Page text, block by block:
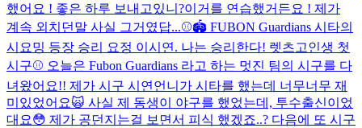
했어요 ! 좋은 하루 보내고있니?이거를 연습했거든요 ! 제가
계속 외치던말 사실 그거였답...⚾️🏟️ FUBON Guardians 시타의
시요밍 등장 승리 요정 이시연. 나는 승리한다! 렛츠고인생 첫
시구⚾️ 오늘은 Fubon Guardians 라고 하는 멋진 팀의 시구를 다
녀왔어요!! 제가 시구 시연언니가 시타를 했는데 너무너무 재
미있었어요🙀 사실 제 동생이 야구를 했었는데, 투수출신이었
대요😳 제가 공던지는걸 보면서 피식 했겠죠..? 다음에 또 시구